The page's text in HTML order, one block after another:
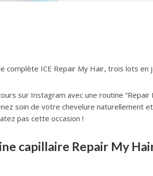
ICE Repair My Hair, trois lots en
sur Instagram avec une routine “Repair
soin de votre chevelure naturellement
pas cette occasion !
capillaire Repair My